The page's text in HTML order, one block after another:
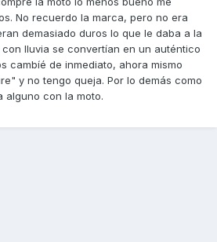
No recuerdo la marca, pero no era
demasiado duros lo que le daba a la
lluvia se convertían en un auténtico
cambíé de inmediato, ahora mismo
y no tengo queja. Por lo demás como
alguno con la moto.